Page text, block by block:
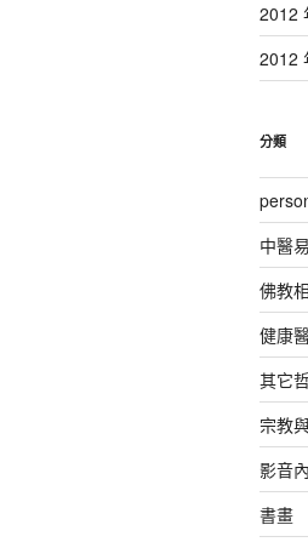
2012
2012
分類
中醫
佛教
健康
其它
宗教
影音
書畫